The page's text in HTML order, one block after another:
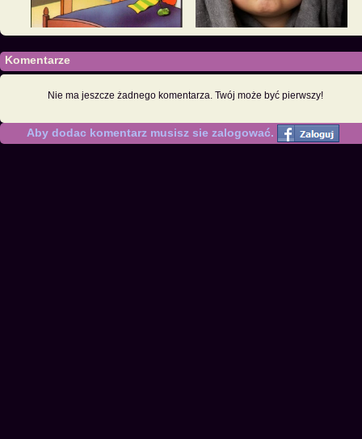
Komentarze
Nie ma jeszcze żadnego komentarza. Twój może być pierwszy!
Aby dodac komentarz musisz sie zalogować.